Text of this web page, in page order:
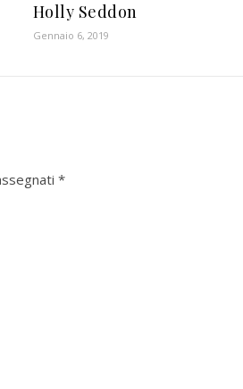
Holly Seddon
Gennaio 6, 2019
*